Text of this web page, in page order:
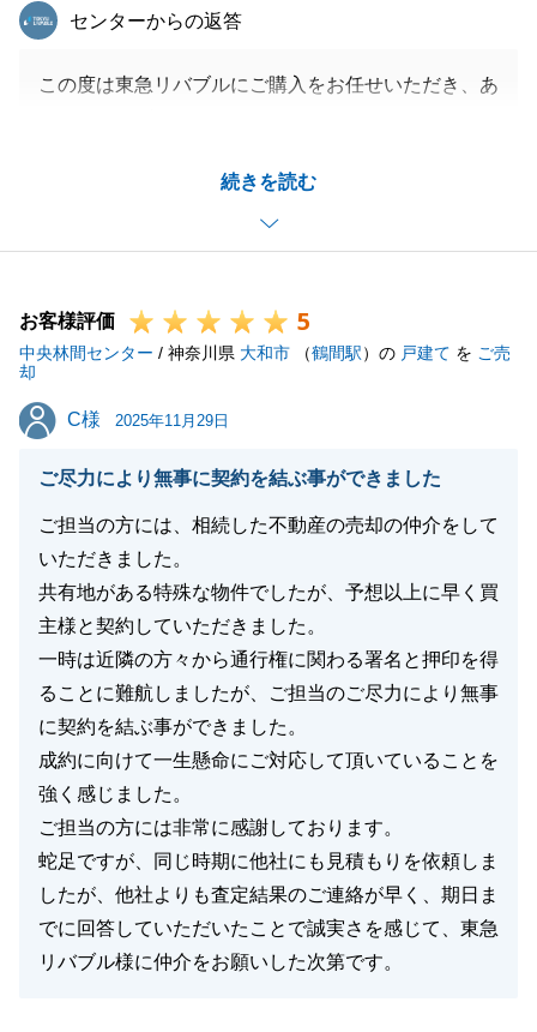
続きを読む
東急リバブル
センターからの返答
この度は東急リバブルにご購入をお任せいただき、あ
を心より願っております。
また不動産でお悩みがございましたら、お気軽にお声
がけください。
お客様評価 5
中央林間センター / 神奈川県 大和市 （鶴間駅）の 戸建て を ご売
却
C様
C様 2025年11月29日
ご尽力により無事に契約を結ぶ事ができました
ご担当の方には、相続した不動産の売却の仲介をして
いただきました。
共有地がある特殊な物件でしたが、予想以上に早く買
主様と契約していただきました。
一時は近隣の方々から通行権に関わる署名と押印を得
ることに難航しましたが、ご担当のご尽力により無事
に契約を結ぶ事ができました。
成約に向けて一生懸命にご対応して頂いていることを
強く感じました。
ご担当の方には非常に感謝しております。
蛇足ですが、同じ時期に他社にも見積もりを依頼しま
したが、他社よりも査定結果のご連絡が早く、期日ま
でに回答していただいたことで誠実さを感じて、東急
リバブル様に仲介をお願いした次第です。